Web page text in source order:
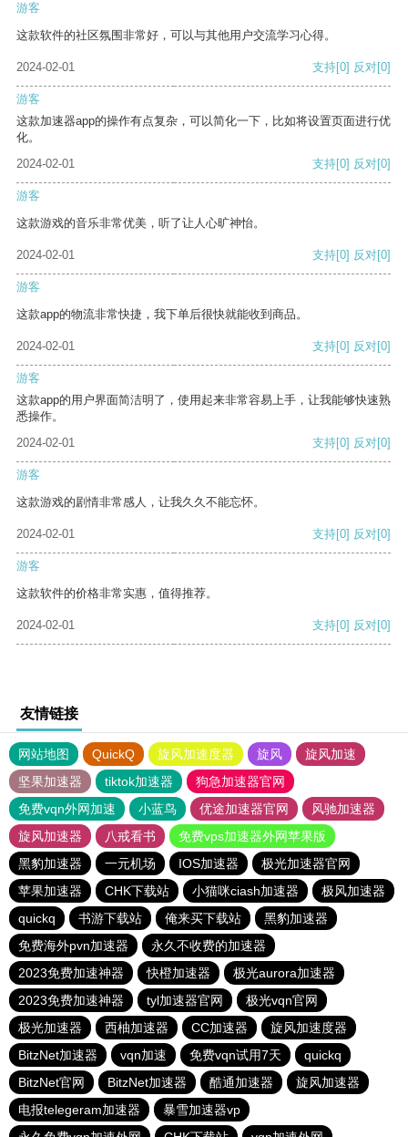
游客
这款软件的社区氛围非常好，可以与其他用户交流学习心得。
2024-02-01 支持[0] 反对[0]
游客
这款加速器app的操作有点复杂，可以简化一下，比如将设置页面进行优
化。
2024-02-01
支持[0] 反对[0]
游客
这款游戏的音乐非常优美，听了让人心旷神怡。
2024-02-01 支持[0] 反对[0]
游客
这款app的物流非常快捷，我下单后很快就能收到商品。
2024-02-01 支持[0] 反对[0]
游客
这款app的用户界面简洁明了，使用起来非常容易上手，让我能够快速熟
悉操作。
2024-02-01
支持[0] 反对[0]
游客
这款游戏的剧情非常感人，让我久久不能忘怀。
2024-02-01 支持[0] 反对[0]
游客
这款软件的价格非常实惠，值得推荐。
2024-02-01 支持[0] 反对[0]
友情链接
网站地图 QuickQ 旋风加速度器 旋风
旋风加速
坚果加速器
tiktok加速器
狗急加速器官网
免费vqn外网加速
小蓝鸟 优途加速器官网
风驰加速器
旋风加速器
八戒看书
免费vps加速器外网苹果版
黑豹加速器
一元机场 IOS加速器
极光加速器官网
苹果加速器
CHK下载站 小猫咪ciash加速器
极风加速器
quickq
书游下载站 俺来买下载站
黑豹加速器
免费海外pvn加速器
永久不收费的加速器
2023免费加速神器
快橙加速器
极光aurora加速器
2023免费加速神器
tyl加速器官网
极光vqn官网
极光加速器
西柚加速器 CC加速器
旋风加速度器
BitzNet加速器
vqn加速 免费vqn试用7天
quickq
BitzNet官网
BitzNet加速器 酷通加速器
旋风加速器
电报telegeram加速器
暴雪加速器vp